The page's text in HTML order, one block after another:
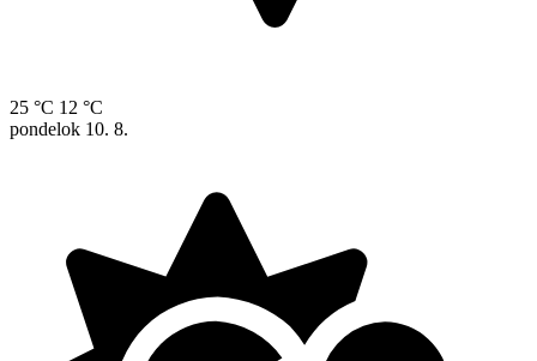
25 °C 12 °C
pondelok 10. 8.